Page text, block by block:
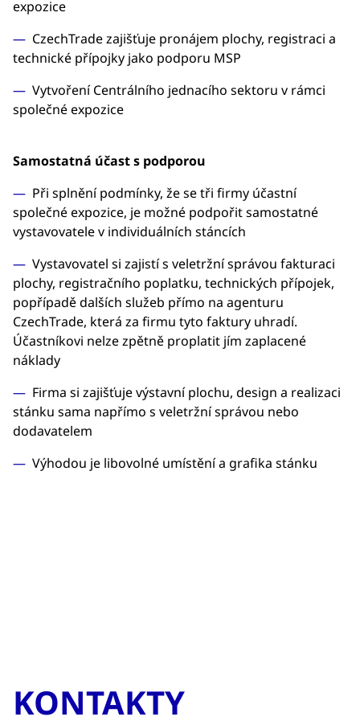
expozice
CzechTrade zajišťuje pronájem plochy, registraci a
technické přípojky jako podporu MSP
Vytvoření Centrálního jednacího sektoru v rámci
společné expozice
Samostatná účast s podporou
Při splnění podmínky, že se tři firmy účastní
společné expozice, je možné podpořit samostatné
vystavovatele v individuálních stáncích
Vystavovatel si zajistí s veletržní správou fakturaci
plochy, registračního poplatku, technických přípojek,
popřípadě dalších služeb přímo na agenturu
CzechTrade, která za firmu tyto faktury uhradí.
Účastníkovi nelze zpětně proplatit jím zaplacené
náklady
Firma si zajišťuje výstavní plochu, design a realizaci
stánku sama napřímo s veletržní správou nebo
dodavatelem
Výhodou je libovolné umístění a grafika stánku
KONTAKTY